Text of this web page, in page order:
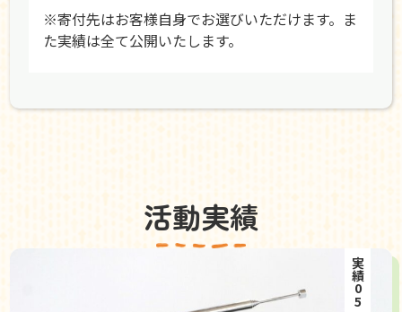
※寄付先はお客様自身でお選びいただけます。ま
た実績は全て公開いたします。
活動実績
実績05